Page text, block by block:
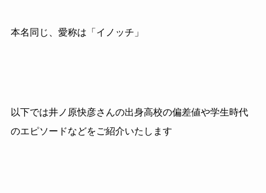
本名同じ、愛称は「イノッチ」
以下では井ノ原快彦さんの出身高校の偏差値や学生時代
のエピソードなどをご紹介いたします